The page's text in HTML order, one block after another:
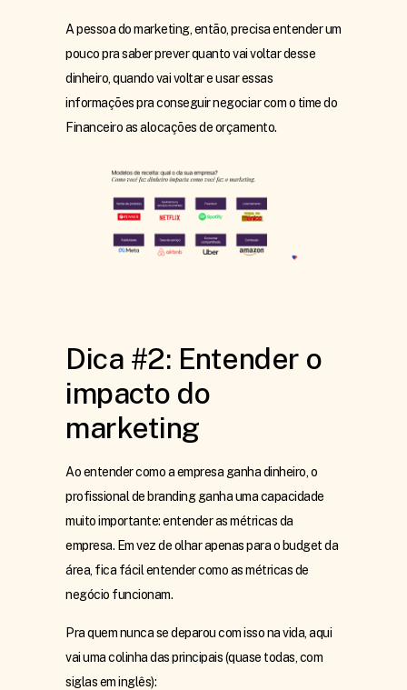
A pessoa do marketing, então, precisa entender um
pouco pra saber prever quanto vai voltar desse
dinheiro, quando vai voltar e usar essas
informações pra conseguir negociar com o time do
Financeiro as alocações de orçamento.
Dica #2: Entender o
impacto do
marketing
Ao entender como a empresa ganha dinheiro, o
profissional de branding ganha uma capacidade
muito importante: entender as métricas da
empresa. Em vez de olhar apenas para o budget da
área, fica fácil entender como as métricas de
negócio funcionam.
Pra quem nunca se deparou com isso na vida, aqui
vai uma colinha das principais (quase todas, com
siglas em inglês):